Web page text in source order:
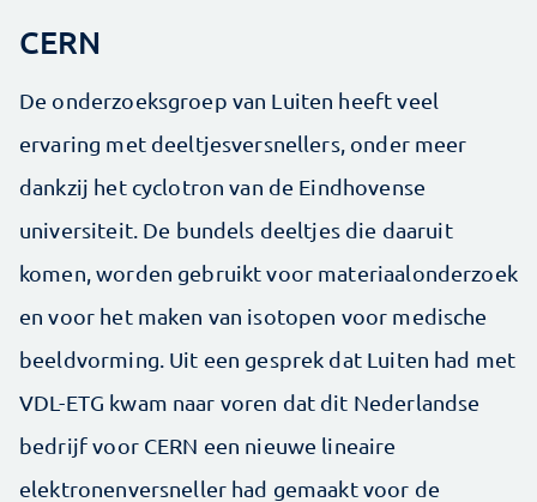
CERN
De onderzoeksgroep van Luiten heeft veel
ervaring met deeltjesversnellers, onder meer
dankzij het cyclotron van de Eindhovense
universiteit. De bundels deeltjes die daaruit
komen, worden gebruikt voor materiaalonderzoek
en voor het maken van isotopen voor medische
beeldvorming. Uit een gesprek dat Luiten had met
VDL-ETG kwam naar voren dat dit Nederlandse
bedrijf voor CERN een nieuwe lineaire
elektronenversneller had gemaakt voor de